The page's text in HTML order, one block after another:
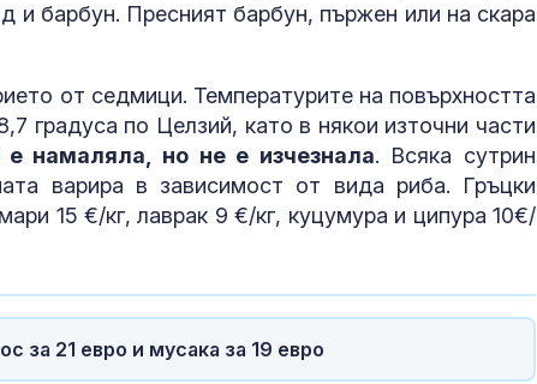
и барбун. Пресният барбун, пържен или на скара
от седмици. Температурите на повърхността
градуса по Целзий, като в някои източни части
намаляла, но не е изчезнала. Всяка сутрин
варира в зависимост от вида риба. Гръцки
15 €/кг, лаврак 9 €/кг, куцумура и ципура 10€/
за 21 евро и мусака за 19 евро